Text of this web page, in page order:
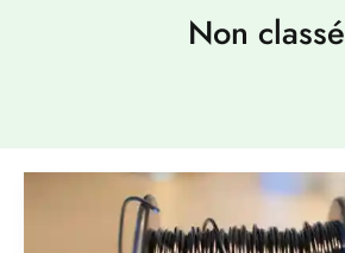
Non classé